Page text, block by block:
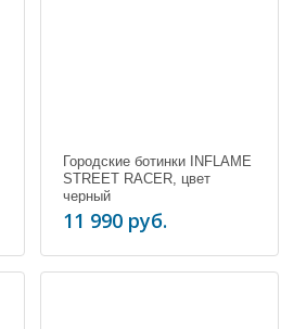
Городские ботинки INFLAME
STREET RACER, цвет
черный
11 990 руб.